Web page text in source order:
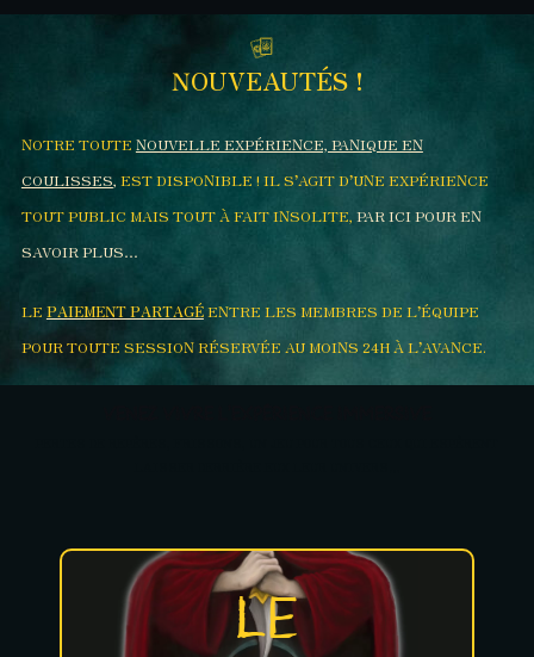
NOUVEAUTÉS !
NOTRE TOUTE NOUVELLE EXPÉRIENCE, PANIQUE EN
COULISSES, EST DISPONIBLE ! IL S’AGIT D’UNE EXPÉRIENCE
TOUT PUBLIC MAIS TOUT À FAIT INSOLITE, PAR ICI POUR EN
SAVOIR PLUS…
LE PAIEMENT PARTAGÉENTRE LES MEMBRES DE L’ÉQUIPE
POUR TOUTE SESSION RÉSERVÉE AU MOINS 24H À L’AVANCE.
LE
LE SACRIFICE